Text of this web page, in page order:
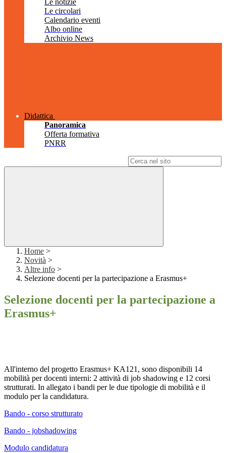
Le notizie
Le circolari
Calendario eventi
Albo online
Archivio News
Didattica
Panoramica
Offerta formativa
PNRR
Home >
Novità >
Altre info >
Selezione docenti per la partecipazione a Erasmus+
Selezione docenti per la partecipazione a
Erasmus+
All'interno del progetto Erasmus+ KA121, sono disponibili 14
mobilità per docenti interni: 2 attività di job shadowing e 12 corsi
strutturati. In allegato i bandi per le due tipologie di mobilità e il
modulo per la candidatura.
Bando - corso strutturato
Bando - jobshadowing
Modulo candidatura